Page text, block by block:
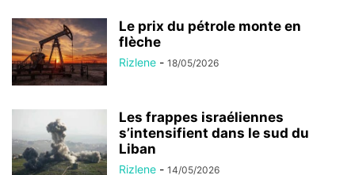
Le prix du pétrole monte en
flèche
Rizlene - 18/05/2026
Les frappes israéliennes
s’intensifient dans le sud du
Liban
Rizlene - 14/05/2026